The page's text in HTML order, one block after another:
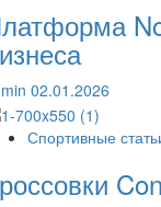
02.01.2026
Спортивные